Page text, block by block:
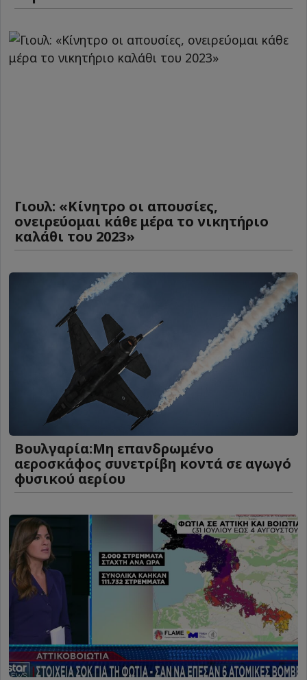
Γιουλ: «Κίνητρο οι απουσίες,
ονειρεύομαι κάθε μέρα το νικητήριο
καλάθι του 2023»
Βουλγαρία:Μη επανδρωμένο
αεροσκάφος συνετρίβη κοντά σε αγωγό
φυσικού αερίου